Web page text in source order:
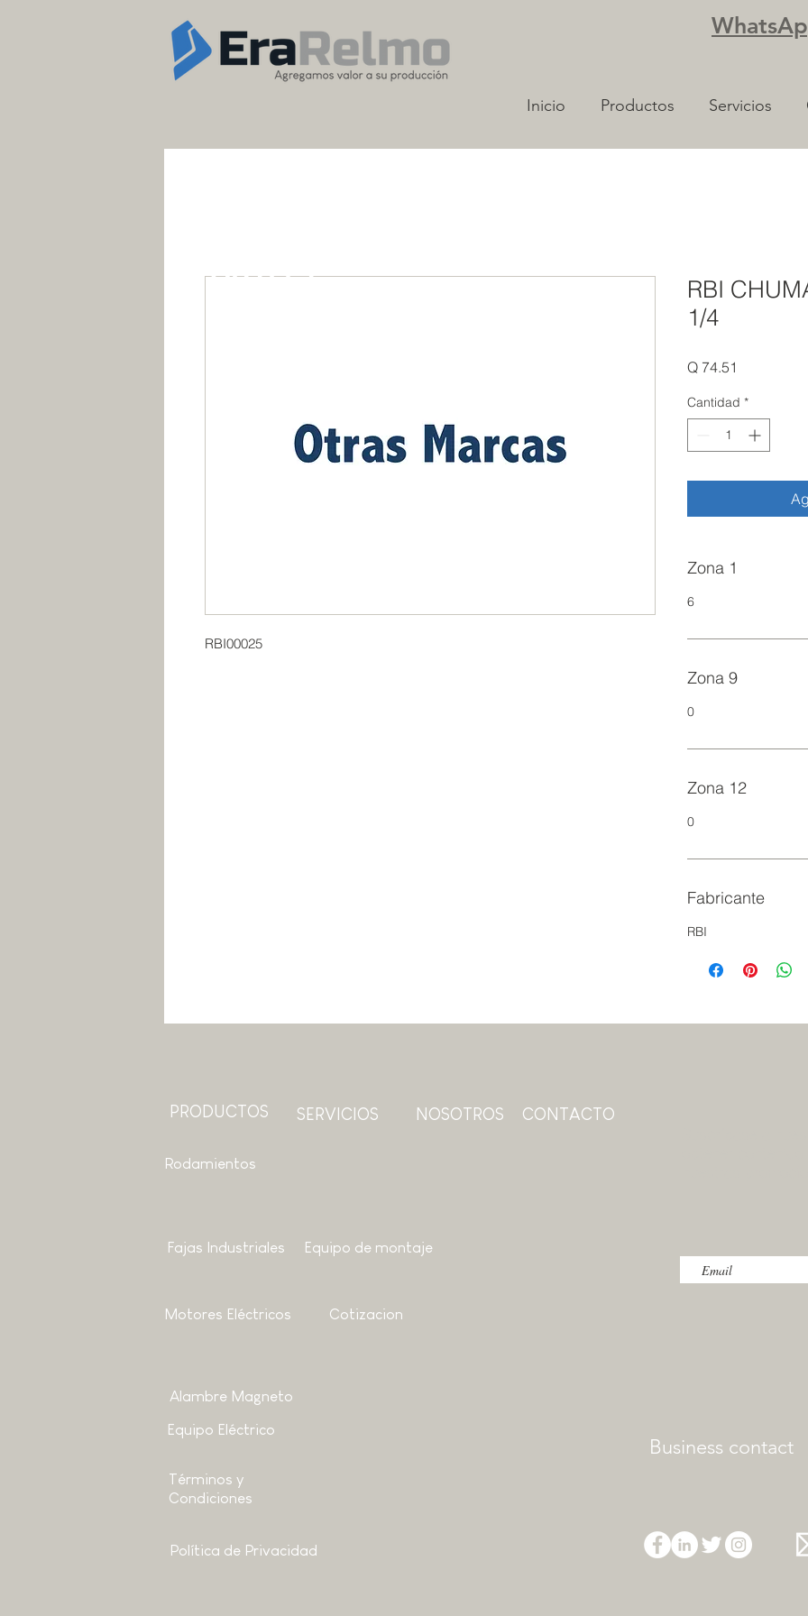
Inicio Productos Servicios
RBI00025
RBI
1/4
Q 74.51
Cantidad *
Zona 1
6
Zona 9
0
Zona 12
0
Fabricante
RBI
OUTLET
PRODUCTOS SERVICIOS NOSOTROS CONTACTO
Rodamientos
Fajas Industriales Equipo de montaje
Motores Eléctricos Cotizacion
Alambre Magneto
Equipo Eléctrico
Business contact
Términos y
Condiciones
Política de Privacidad